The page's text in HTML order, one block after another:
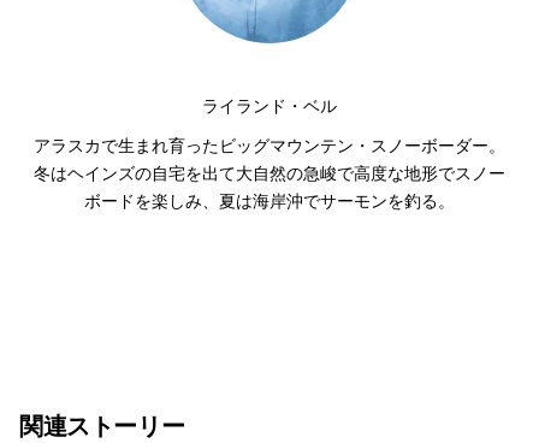
ライランド・ベル
アラスカで生まれ育ったビッグマウンテン・スノーボーダー。
冬はヘインズの自宅を出て大自然の急峻で高度な地形でスノー
ボードを楽しみ、夏は海岸沖でサーモンを釣る。
関連ストーリー